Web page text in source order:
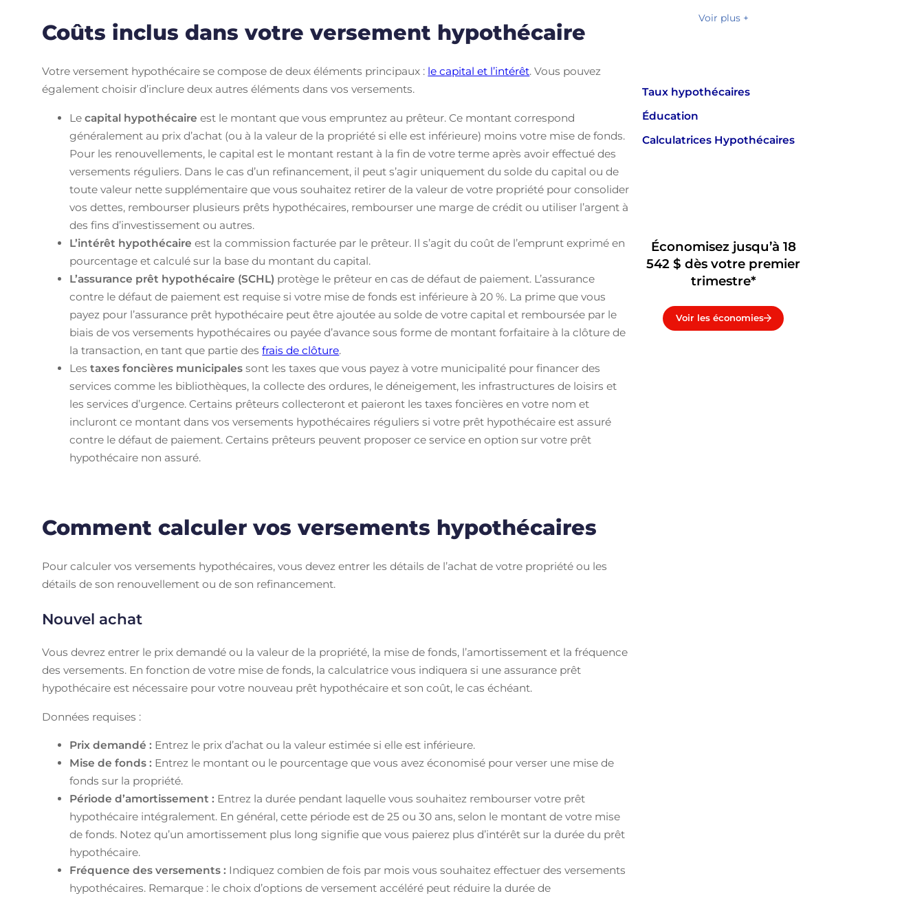
Coûts inclus dans votre versement hypothécaire
Votre versement hypothécaire se compose de deux éléments principaux : le capital et l’intérêt. Vous pouvez
également choisir d’inclure deux autres éléments dans vos versements.
Le capital hypothécaireest le montant que vous empruntez au prêteur. Ce montant correspond
généralement au prix d’achat (ou à la valeur de la propriété si elle est inférieure) moins votre mise de fonds.
Pour les renouvellements, le capital est le montant restant à la fin de votre terme après avoir effectué des
versements réguliers. Dans le cas d’un refinancement, il peut s’agir uniquement du solde du capital ou de
toute valeur nette supplémentaire que vous souhaitez retirer de la valeur de votre propriété pour consolider
vos dettes, rembourser plusieurs prêts hypothécaires, rembourser une marge de crédit ou utiliser l’argent à
des fins d’investissement ou autres.
L’intérêt hypothécaireest la commission facturée par le prêteur. Il s’agit du coût de l’emprunt exprimé en
pourcentage et calculé sur la base du montant du capital.
L’assurance prêt hypothécaire (SCHL) protège le prêteur en cas de défaut de paiement. L’assurance
contre le défaut de paiement est requise si votre mise de fonds est inférieure à 20 %. La prime que vous
payez pour l’assurance prêt hypothécaire peut être ajoutée au solde de votre capital et remboursée par le
biais de vos versements hypothécaires ou payée d’avance sous forme de montant forfaitaire à la clôture de
la transaction, en tant que partie desfrais de clôture.
Les taxes foncières municipalessont les taxes que vous payez à votre municipalité pour financer des
services comme les bibliothèques, la collecte des ordures, le déneigement, les infrastructures de loisirs et
les services d’urgence. Certains prêteurs collecteront et paieront les taxes foncières en votre nom et
incluront ce montant dans vos versements hypothécaires réguliers si votre prêt hypothécaire est assuré
contre le défaut de paiement. Certains prêteurs peuvent proposer ce service en option sur votre prêt
hypothécaire non assuré.
Comment calculer vos versements hypothécaires
Pour calculer vos versements hypothécaires, vous devez entrer les détails de l’achat de votre propriété ou les
détails de son renouvellement ou de son refinancement.
Nouvel achat
Vous devrez entrer le prix demandé ou la valeur de la propriété, la mise de fonds, l’amortissement et la fréquence
des versements. En fonction de votre mise de fonds, la calculatrice vous indiquera si une assurance prêt
hypothécaire est nécessaire pour votre nouveau prêt hypothécaire et son coût, le cas échéant.
Données requises :
Prix demandé : Entrez le prix d’achat ou la valeur estimée si elle est inférieure.
Mise de fonds : Entrez le montant ou le pourcentage que vous avez économisé pour verser une mise de
fonds sur la propriété.
Période d’amortissement : Entrez la durée pendant laquelle vous souhaitez rembourser votre prêt
hypothécaire intégralement. En général, cette période est de 25 ou 30 ans, selon le montant de votre mise
de fonds. Notez qu’un amortissement plus long signifie que vous paierez plus d’intérêt sur la durée du prêt
hypothécaire.
Fréquence des versements : Indiquez combien de fois par mois vous souhaitez effectuer des versements
hypothécaires. Remarque : le choix d’options de versement accéléré peut réduire la durée de
Voir plus +
Taux hypothécaires
Éducation
Calculatrices Hypothécaires
Économisez jusqu’à 18
542 $ dès votre premier
trimestre*
Voir les économies